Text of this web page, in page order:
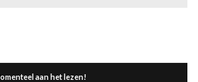
aan het lezen!